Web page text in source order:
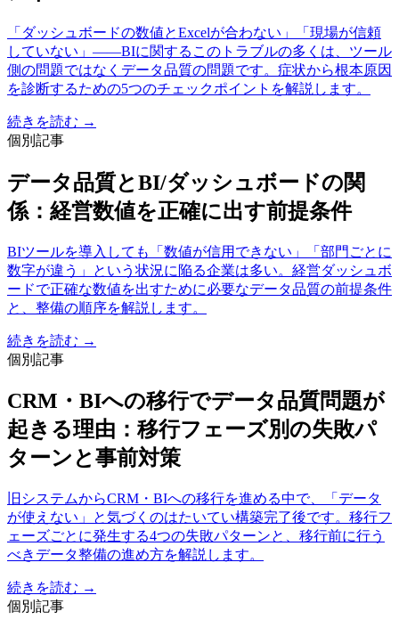
「ダッシュボードの数値とExcelが合わない」「現場が信頼
していない」——BIに関するこのトラブルの多くは、ツール
側の問題ではなくデータ品質の問題です。症状から根本原因
を診断するための5つのチェックポイントを解説します。
続きを読む →
個別記事
データ品質とBI/ダッシュボードの関
係：経営数値を正確に出す前提条件
BIツールを導入しても「数値が信用できない」「部門ごとに
数字が違う」という状況に陥る企業は多い。経営ダッシュボ
ードで正確な数値を出すために必要なデータ品質の前提条件
と、整備の順序を解説します。
続きを読む →
個別記事
CRM・BIへの移行でデータ品質問題が
起きる理由：移行フェーズ別の失敗パ
ターンと事前対策
旧システムからCRM・BIへの移行を進める中で、「データ
が使えない」と気づくのはたいてい構築完了後です。移行フ
ェーズごとに発生する4つの失敗パターンと、移行前に行う
べきデータ整備の進め方を解説します。
続きを読む →
個別記事